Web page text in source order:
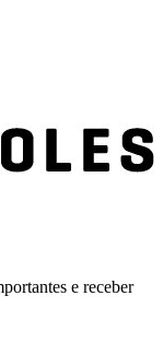
e receber